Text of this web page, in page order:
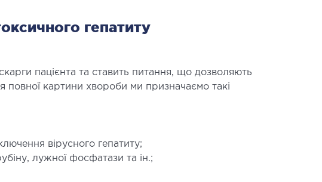
гепатиту
пацієнта та ставить питання, що дозволяють
повної картини хвороби ми призначаємо такі
вірусного гепатиту;
лужної фосфатази та ін.;